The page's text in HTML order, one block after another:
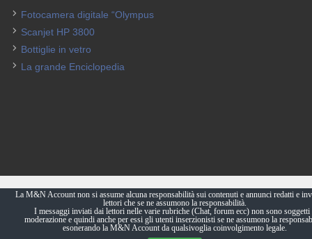
Fotocamera digitale “Olympus
Scanjet HP 3800
Bottiglie in vetro
La grande Enciclopedia
La M&N Account non si assume alcuna responsabilità sui contenuti e annunci redatti e
lettori che se ne assumono la responsabilità.
I messaggi inviati dai lettori nelle varie rubriche (Chat, forum ecc) non sono soggetti
moderazione e quindi anche per essi gli utenti inserzionisti se ne assumono la
esonerando la M&N Account da qualsivoglia coinvolgimento legale.